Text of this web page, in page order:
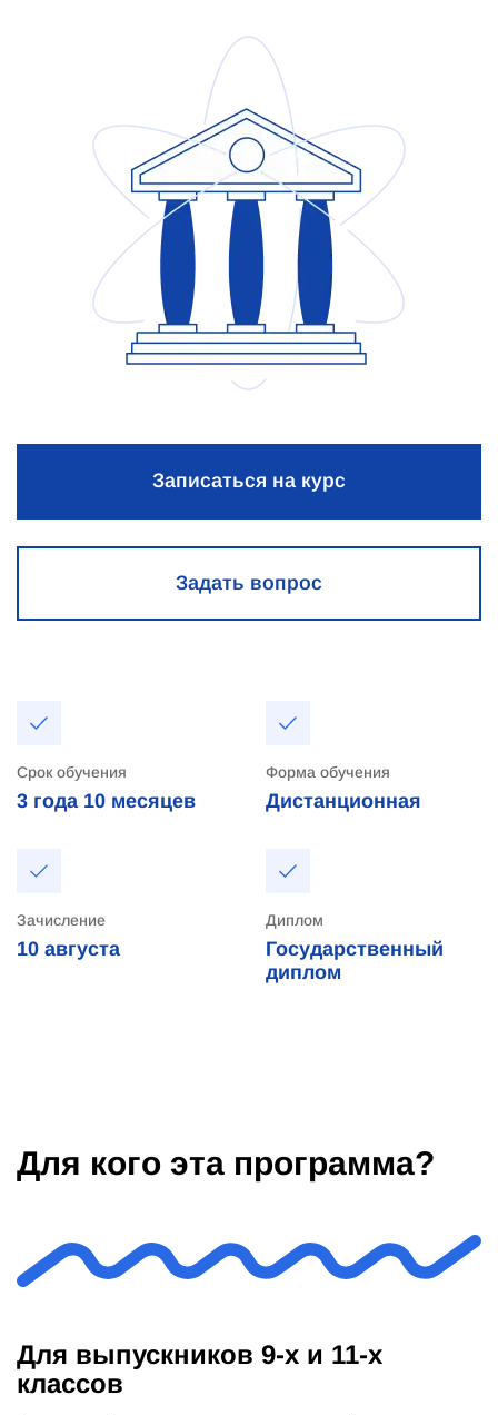
Записаться на курс
Задать вопрос
Срок обучения
3 года 10 месяцев
Форма обучения
Дистанционная
Зачисление
10 августа
Диплом
Государственный
диплом
Для кого эта программа?
Для выпускников 9-х и 11-х
классов